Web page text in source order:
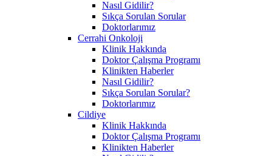
Nasıl Gidilir?
Sıkça Sorulan Sorular
Doktorlarımız
Cerrahi Onkoloji
Klinik Hakkında
Doktor Çalışma Programı
Klinikten Haberler
Nasıl Gidilir?
Sıkça Sorulan Sorular?
Doktorlarımız
Cildiye
Klinik Hakkında
Doktor Çalışma Programı
Klinikten Haberler